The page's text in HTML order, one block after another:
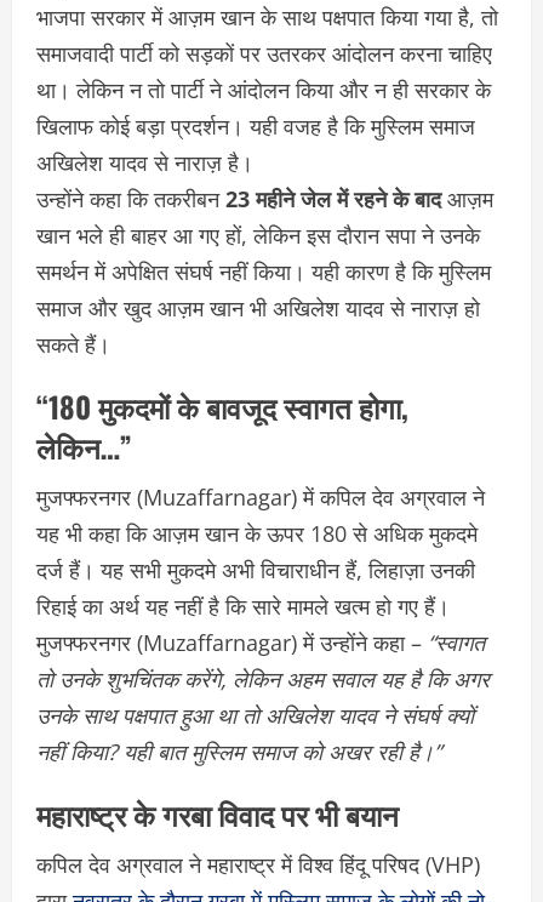
भाजपा सरकार में आज़म खान के साथ पक्षपात किया गया है, तो
समाजवादी पार्टी को सड़कों पर उतरकर आंदोलन करना चाहिए
था। लेकिन न तो पार्टी ने आंदोलन किया और न ही सरकार के
खिलाफ कोई बड़ा प्रदर्शन। यही वजह है कि मुस्लिम समाज
अखिलेश यादव से नाराज़ है।
उन्होंने कहा कि तकरीबन23 महीने जेल में रहने के बादआज़म
खान भले ही बाहर आ गए हों, लेकिन इस दौरान सपा ने उनके
समर्थन में अपेक्षित संघर्ष नहीं किया। यही कारण है कि मुस्लिम
समाज और खुद आज़म खान भी अखिलेश यादव से नाराज़ हो
सकते हैं।
“180 मुकदमों के बावजूद स्वागत होगा,
लेकिन…”
मुजफ्फरनगर (Muzaffarnagar) में कपिल देव अग्रवाल ने
यह भी कहा कि आज़म खान के ऊपर 180 से अधिक मुकदमे
दर्ज हैं। यह सभी मुकदमे अभी विचाराधीन हैं, लिहाज़ा उनकी
रिहाई का अर्थ यह नहीं है कि सारे मामले खत्म हो गए हैं।
मुजफ्फरनगर (Muzaffarnagar) में उन्होंने कहा – “स्वागत
तो उनके शुभचिंतक करेंगे, लेकिन अहम सवाल यह है कि अगर
उनके साथ पक्षपात हुआ था तो अखिलेश यादव ने संघर्ष क्यों
नहीं किया? यही बात मुस्लिम समाज को अखर रही है।”
महाराष्ट्र के गरबा विवाद पर भी बयान
कपिल देव अग्रवाल ने महाराष्ट्र में विश्व हिंदू परिषद (VHP)